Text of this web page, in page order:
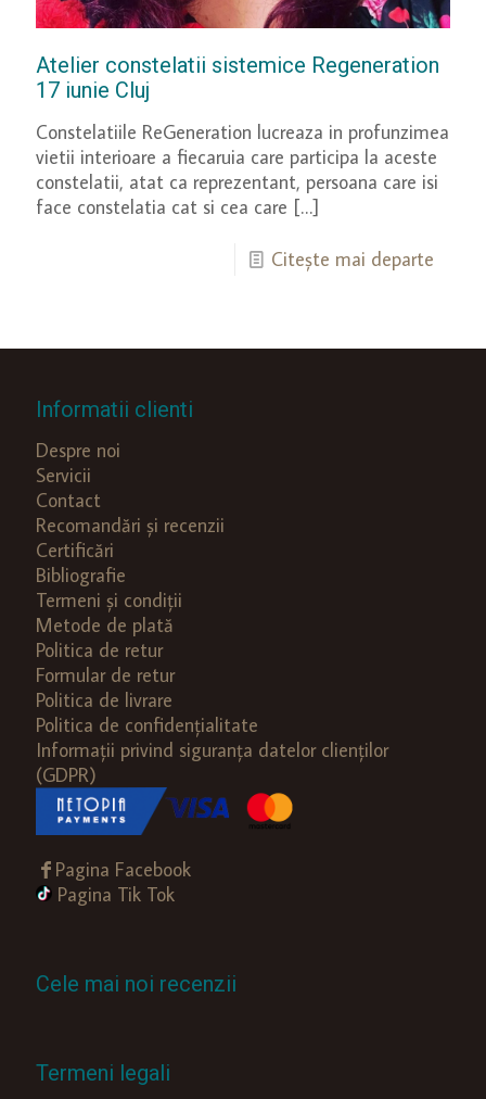
Atelier constelatii sistemice Regeneration
17 iunie Cluj
Constelatiile ReGeneration lucreaza in profunzimea
vietii interioare a fiecaruia care participa la aceste
constelatii, atat ca reprezentant, persoana care isi
face constelatia cat si cea care […]
Citește mai departe
Informatii clienti
Despre noi
Servicii
Contact
Recomandări și recenzii
Certificări
Bibliografie
Termeni și condiții
Metode de plată
Politica de retur
Formular de retur
Politica de livrare
Politica de confidențialitate
Informații privind siguranța datelor clienților
(GDPR)
Pagina Facebook
Pagina Tik Tok
Cele mai noi recenzii
Termeni legali